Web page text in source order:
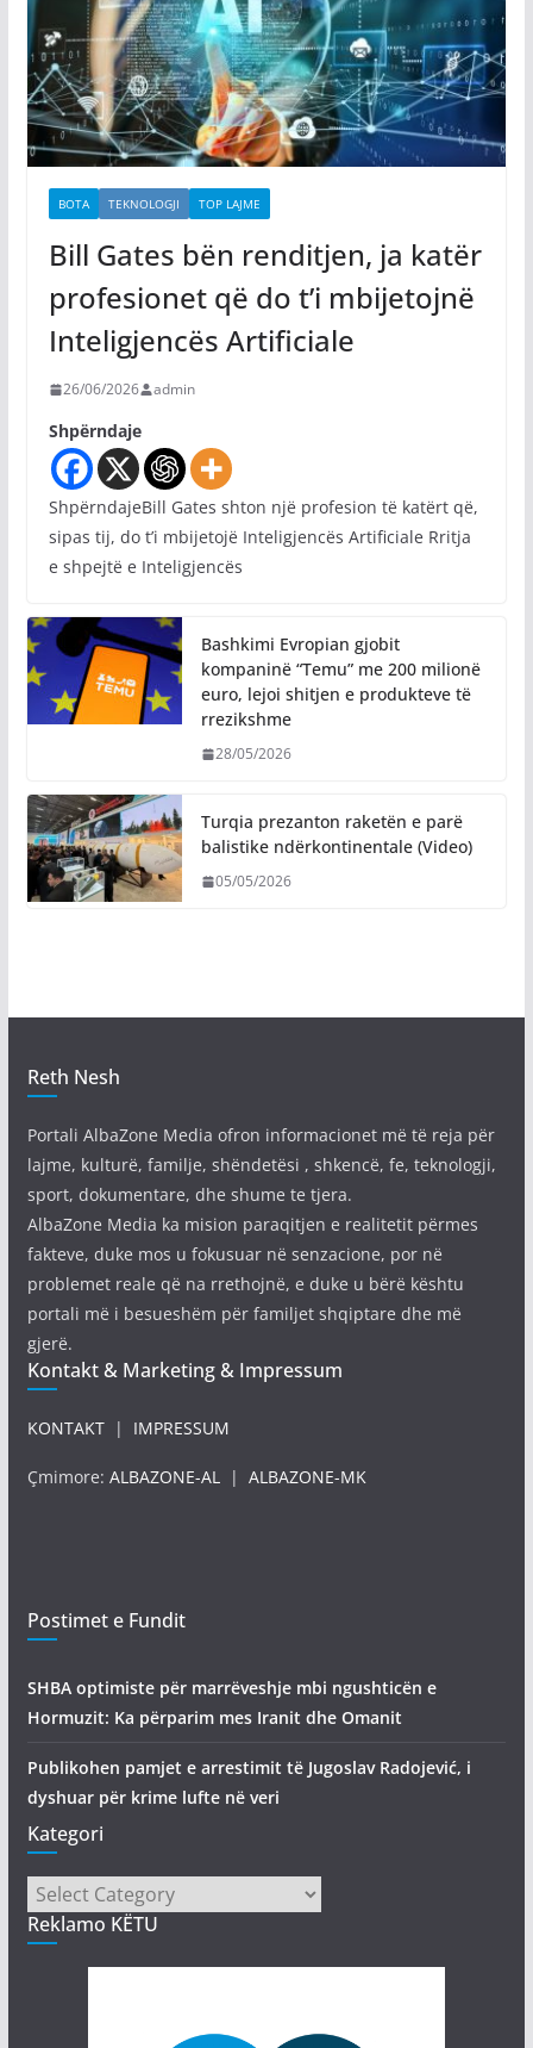
BOTA TEKNOLOGJI TOP LAJME
Bill Gates bën renditjen, ja katër
profesionet që do t’i mbijetojnë
Inteligjencës Artificiale
26/06/2026 admin
Shpërndaje
ShpërndajeBill Gates shton një profesion të katërt që,
sipas tij, do t’i mbijetojë Inteligjencës Artificiale Rritja
e shpejtë e Inteligjencës
Bashkimi Evropian gjobit
kompaninë “Temu” me 200 milionë
euro, lejoi shitjen e produkteve të
rrezikshme
28/05/2026
Turqia prezanton raketën e parë
balistike ndërkontinentale (Video)
05/05/2026
Reth Nesh
Portali AlbaZone Media ofron informacionet më të reja për
lajme, kulturë, familje, shëndetësi , shkencë, fe, teknologji,
sport, dokumentare, dhe shume te tjera.
AlbaZone Media ka mision paraqitjen e realitetit përmes
fakteve, duke mos u fokusuar në senzacione, por në
problemet reale që na rrethojnë, e duke u bërë kështu
portali më i besueshëm për familjet shqiptare dhe më
gjerë.
Kontakt & Marketing & Impressum
KONTAKT| IMPRESSUM
Çmimore: ALBAZONE-AL| ALBAZONE-MK
Postimet e Fundit
SHBA optimiste për marrëveshje mbi ngushticën e
Hormuzit: Ka përparim mes Iranit dhe Omanit
Publikohen pamjet e arrestimit të Jugoslav Radojević, i
dyshuar për krime lufte në veri
Kategori
Kategori
Reklamo KËTU